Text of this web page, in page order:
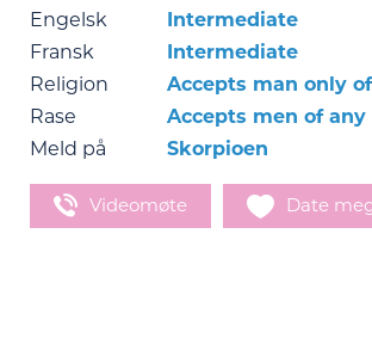
Engelsk
Intermediate
Fransk
Intermediate
Religion
Accepts man only
Rase
Accepts men of any
Meld på
Skorpioen
Videomøte Date